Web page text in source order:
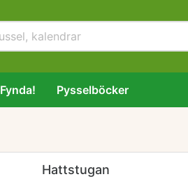
Fynda! Pysselböcker
Hattstugan